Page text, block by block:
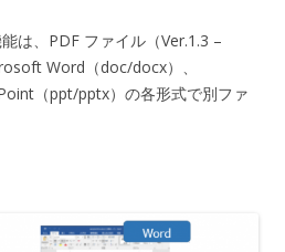
は、PDF ファイル（Ver.1.3 –
Word（doc/docx）、
（ppt/pptx）の各形式で別ファ